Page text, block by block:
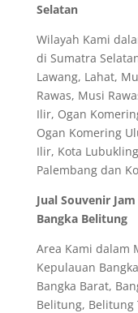
Selatan
Wilayah Kami
di Sumatra
Lawang, Lahat,
Rawas, Musi
Ilir, Ogan
Ogan Komering
Ilir, Kota
Palembang dan
Jual Souvenir
Bangka Belitung
Area Kami dalam
Kepulauan
Bangka Barat,
Belitung, Belitung